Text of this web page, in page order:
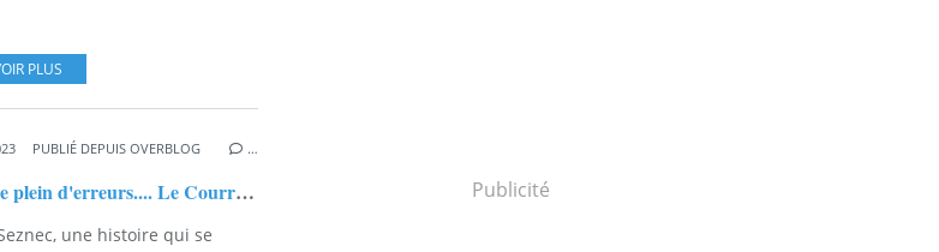
PLUS
ANNE-SOPHIE MARTIN,MACHINE À ÉCRIRE
PUBLIÉ DEPUIS OVERBLOG …
Un article plein d'erreurs.... Le Courrier Picard du 23 Août 2023 : Les trois clefs du mystère Seznec se trouvaient au Havre…
une histoire qui se
Publicité